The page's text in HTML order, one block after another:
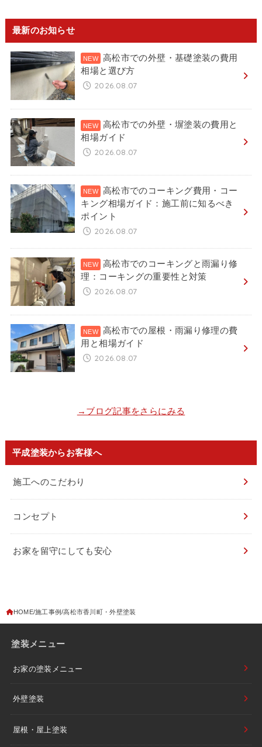
最新のお知らせ
高松市での外壁・基礎塗装の費用
相場と選び方
2026.08.07
高松市での外壁・塀塗装の費用と
相場ガイド
2026.08.07
高松市でのコーキング費用・コー
キング相場ガイド：施工前に知るべき
ポイント
2026.08.07
高松市でのコーキングと雨漏り修
理：コーキングの重要性と対策
2026.08.07
高松市での屋根・雨漏り修理の費
用と相場ガイド
2026.08.07
→ブログ記事をさらにみる
平成塗装からお客様へ
施工へのこだわり
コンセプト
お家を留守にしても安心
HOME 施工事例 高松市香川町・外壁塗装
塗装メニュー
お家の塗装メニュー
外壁塗装
屋根・屋上塗装